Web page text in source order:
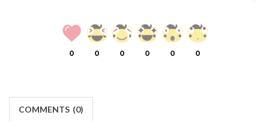
0 0 0 0 0 0
COMMENTS (0)